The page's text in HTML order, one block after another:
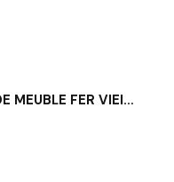
BOUTON DE MEUBLE FER VIEILLI DAUBY PT 20 VO